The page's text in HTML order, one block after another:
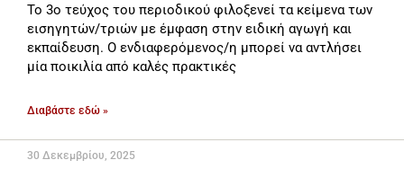
Το 3ο τεύχος του περιοδικού φιλοξενεί τα κείμενα των
εισηγητών/τριών με έμφαση στην ειδική αγωγή και
εκπαίδευση. Ο ενδιαφερόμενος/η μπορεί να αντλήσει
μία ποικιλία από καλές πρακτικές
Διαβάστε εδώ »
30 Δεκεμβρίου, 2025